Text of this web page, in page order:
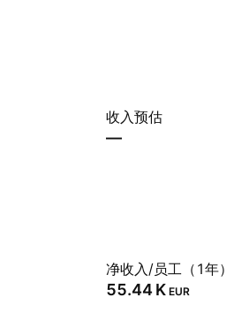
收入预估
—
净收入/员工（1年）
‪55.44 K‬ EUR